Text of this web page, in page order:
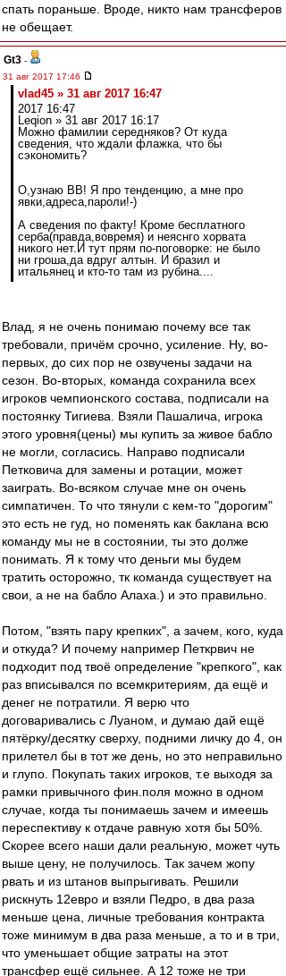
спать пораньше. Вроде, никто нам трансферов
не обещает.
Gt3 -
31 авг 2017 17:46
vlad45 » 31 авг 2017 16:47
2017 16:47
Leqion » 31 авг 2017 16:17
Можно фамилии середняков? От куда
сведения, что ждали флажка, что бы
сэкономить?
О,узнаю ВВ! Я про тенденцию, а мне про
явки,адреса,пароли!-)
А сведения по факту! Кроме бесплатного
серба(правда,вовремя) и неяснго хорвата
никого нет.И тут прям по-поговорке: не было
ни гроша,да вдруг алтын. И бразил и
итальянец и кто-то там из рубина....
Влад, я не очень понимаю почему все так
требовали, причём срочно, усиление. Ну, во-
первых, до сих пор не озвучены задачи на
сезон. Во-вторых, команда сохранила всех
игроков чемпионского состава, подписали на
постоянку Тигиева. Взяли Пашалича, игрока
этого уровня(цены) мы купить за живое бабло
не могли, согласись. Направо подписали
Петковича для замены и ротации, может
заиграть. Во-всяком случае мне он очень
симпатичен. То что тянули с кем-то "дорогим"
это есть не гуд, но поменять как баклана всю
команду мы не в состоянии, ты это долже
понимать. Я к тому что деньги мы будем
тратить осторожно, тк команда существует на
свои, а не на бабло Алаха.) и это правильно.
Потом, "взять пару крепких", а зачем, кого, куда
и откуда? И почему например Петкрвич не
подходит под твоё определение "крепкого", как
раз вписывался по всемкритериям, да ещё и
денег не потратили. Я верю что
договаривались с Луаном, и думаю дай ещё
пятёрку/десятку сверху, подними личку до 4, он
прилетел бы в тот же день, но это неправильно
и глупо. Покупать таких игроков, т.е выходя за
рамки привычного фин.поля можно в одном
случае, когда ты понимаешь зачем и имеешь
переспективу к отдаче равную хотя бы 50%.
Скорее всего наши дали реальную, может чуть
выше цену, не получилось. Так зачем жопу
рвать и из штанов выпрыгивать. Решили
рискнуть 12евро и взяли Педро, в два раза
меньше цена, личные требования контракта
тоже минимум в два раза меньше, а то и в три,
что уменьшает общие затраты на этот
трансфер ещё сильнее. А 12 тоже не три